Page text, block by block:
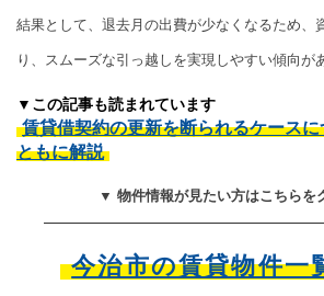
結果として、退去月の出費が少なくなるため、
り、スムーズな引っ越しを実現しやすい傾向が
▼この記事も読まれています
賃貸借契約の更新を断られるケース
ともに解説
▼ 物件情報が見たい方はこちらを
今治市の賃貸物件一